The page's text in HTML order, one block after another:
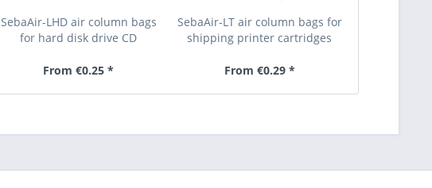
SebaAir-LHD air column bags
for hard disk drive CD
From €0.25 *
SebaAir-LT air column bags for
shipping printer cartridges
From €0.29 *